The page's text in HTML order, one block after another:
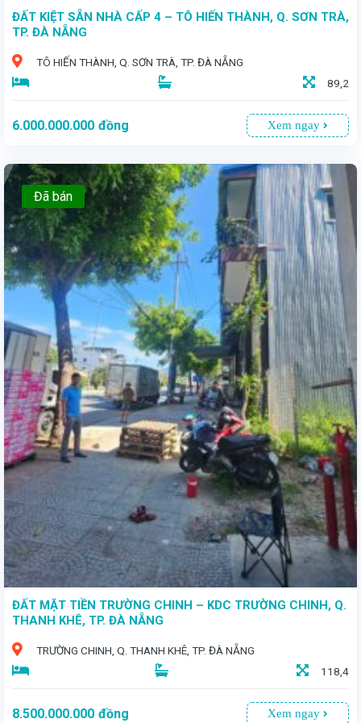
ĐẤT KIỆT SẴN NHÀ CẤP 4 – TÔ HIẾN THÀNH, Q. SƠN TRÀ,
TP. ĐÀ NẴNG
TÔ HIẾN THÀNH, Q. SƠN TRÀ, TP. ĐÀ NẴNG
89,2
6.000.000.000 đồng Xem ngay
Đã bán
ĐẤT MẶT TIỀN TRƯỜNG CHINH – KDC TRƯỜNG CHINH, Q.
THANH KHÊ, TP. ĐÀ NẴNG
TRƯỜNG CHINH, Q. THANH KHÊ, TP. ĐÀ NẴNG
118,4
8.500.000.000 đồng Xem ngay